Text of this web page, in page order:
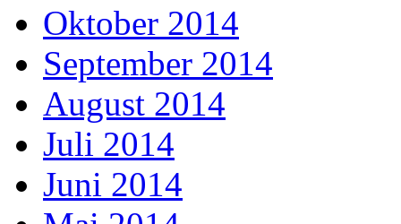
Oktober 2014
September 2014
August 2014
Juli 2014
Juni 2014